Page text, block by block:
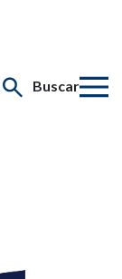
Buscar